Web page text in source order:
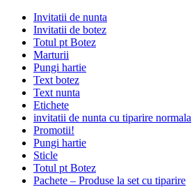
Invitatii de nunta
Invitatii de botez
Totul pt Botez
Marturii
Pungi hartie
Text botez
Text nunta
Etichete
invitatii de nunta cu tiparire normala
Promotii!
Pungi hartie
Sticle
Totul pt Botez
Pachete – Produse la set cu tiparire